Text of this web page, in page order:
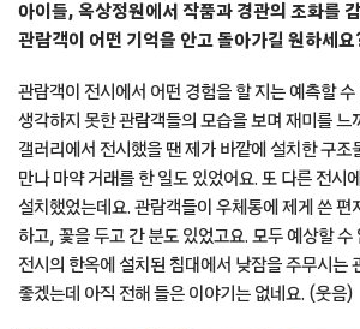
아이들, 옥상정원에서 작품과 경관의 조화를
관람객이 어떤 기억을 안고 돌아가길 원하세요
관람객이 전시에서 어떤 경험을 할 지는 예측할 수
생각하지 못한 관람객들의 모습을 보며 재미를 느
갤러리에서 전시했을 땐 제가 바깥에 설치한 구조
만나 마약 거래를 한 일도 있었어요. 또 다른 전시
설치했었는데요. 관람객들이 우체통에 제게 쓴 편
하고, 꽃을 두고 간 분도 있었고요. 모두 예상할 수
전시의 한옥에 설치된 침대에서 낮잠을 주무시는
좋겠는데 아직 전해 들은 이야기는 없네요. (웃음)